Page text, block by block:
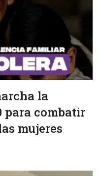
la
para combatir
mujeres